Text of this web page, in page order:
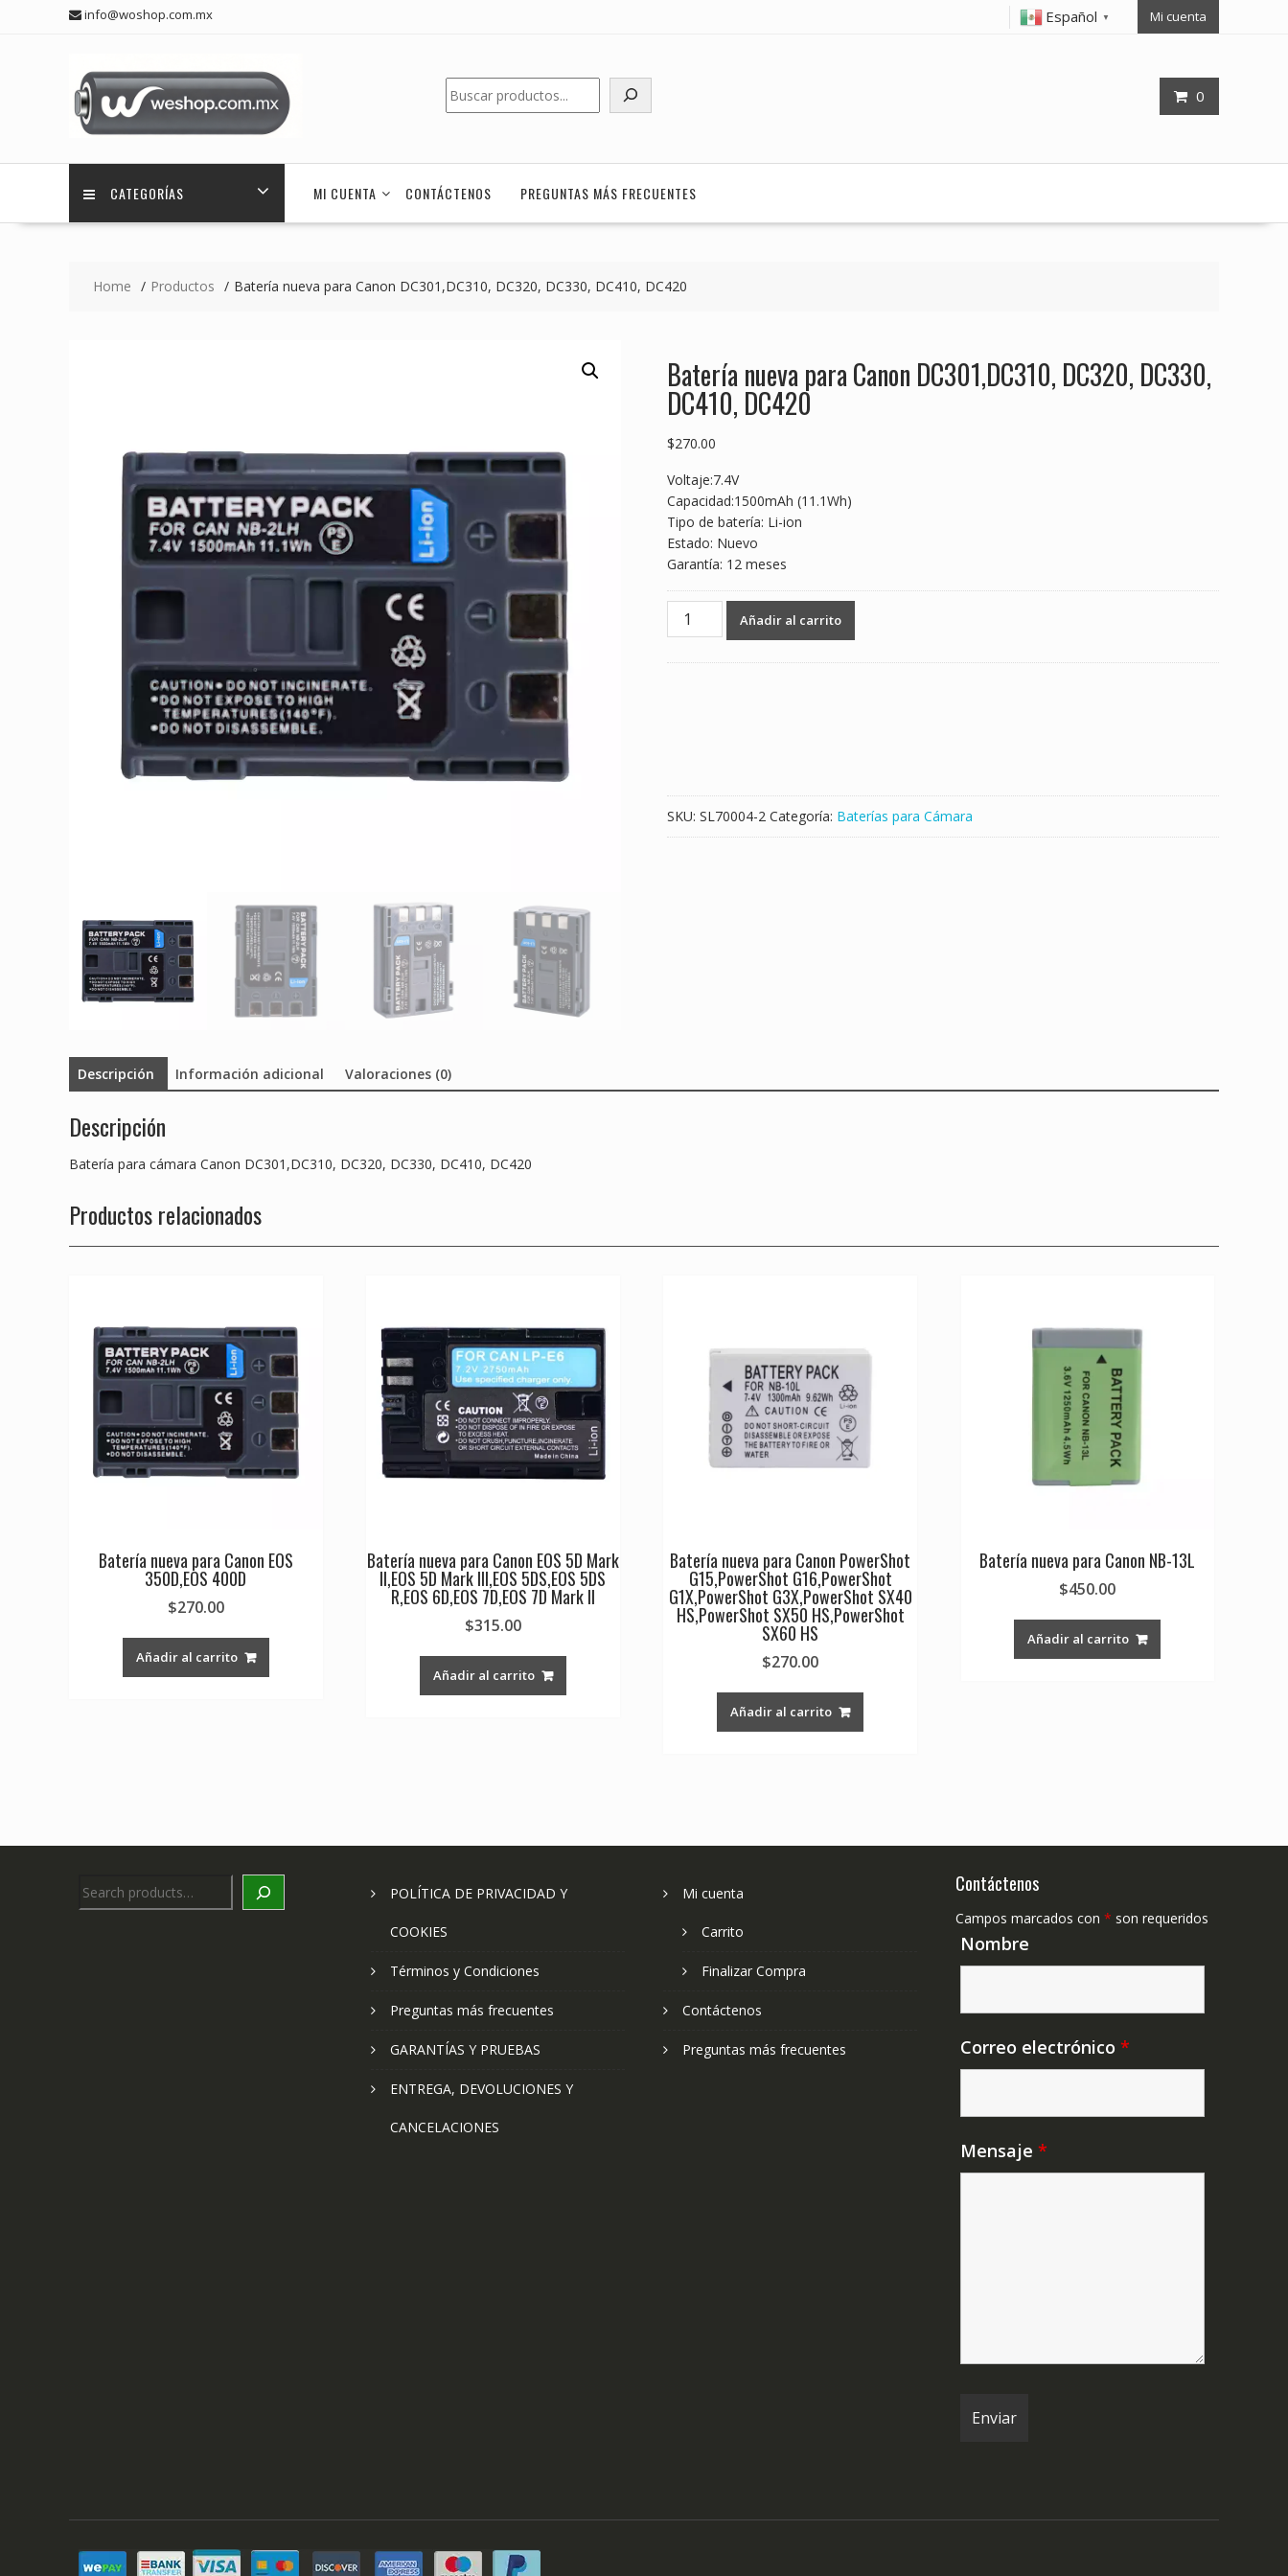
info@woshop.com.mx Español ▼ Mi cuenta
0
Buscar
CATEGORÍAS MI CUENTA CONTÁCTENOS PREGUNTAS MÁS FRECUENTES
Home Productos Batería nueva para Canon DC301,DC310, DC320, DC330, DC410, DC420
Batería nueva para Canon DC301,DC310, DC320, DC330,
DC410, DC420
$270.00
Voltaje:7.4V
Capacidad:1500mAh (11.1Wh)
Tipo de batería: Li-ion
Estado: Nuevo
Garantía: 12 meses
Batería
cantidad
Añadir al carrito
SKU: SL70004-2 Categoría: Baterías para Cámara
Descripción Información adicional Valoraciones (0)
Descripción
Batería para cámara Canon DC301,DC310, DC320, DC330, DC410, DC420
Productos relacionados
Batería nueva para Canon EOS
350D,EOS 400D
$270.00
Añadir al carrito
Batería nueva para Canon EOS 5D Mark
II,EOS 5D Mark III,EOS 5DS,EOS 5DS
R,EOS 6D,EOS 7D,EOS 7D Mark II
$315.00
Añadir al carrito
Batería nueva para Canon PowerShot
G15,PowerShot G16,PowerShot
G1X,PowerShot G3X,PowerShot SX40
HS,PowerShot SX50 HS,PowerShot
SX60 HS
$270.00
Añadir al carrito
Batería nueva para Canon NB-13L
$450.00
Añadir al carrito
Search
POLÍTICA DE PRIVACIDAD Y
COOKIES
Términos y Condiciones
Preguntas más frecuentes
GARANTÍAS Y PRUEBAS
ENTREGA, DEVOLUCIONES Y
CANCELACIONES
Mi cuenta
Carrito
Finalizar Compra
Contáctenos
Preguntas más frecuentes
Contáctenos
Campos marcados con * son requeridos
Nombre
Correo electrónico *
Mensaje *